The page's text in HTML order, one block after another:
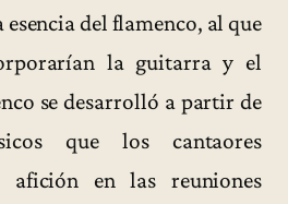
esencia del flamenco, al que
la guitarra y el
se desarrolló a partir de
que los cantaores
afición en las reuniones